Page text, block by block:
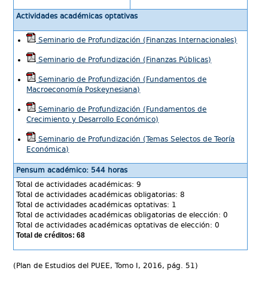
Actividades académicas optativas
Seminario de Profundización (Finanzas Internacionales)
Seminario de Profundización (Finanzas Públicas)
Seminario de Profundización (Fundamentos de
Macroeconomía Poskeynesiana)
Seminario de Profundización (Fundamentos de
Crecimiento y Desarrollo Económico)
Seminario de Profundización (Temas Selectos de Teoría
Económica)
Pensum académico: 544 horas
Total de actividades académicas: 9
Total de actividades académicas obligatorias: 8
Total de actividades académicas optativas: 1
Total de actividades académicas obligatorias de elección: 0
Total de actividades académicas optativas de elección: 0
Total de créditos: 68
(Plan de Estudios del PUEE, Tomo I, 2016, pág. 51)